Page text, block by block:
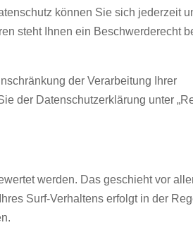
können Sie sich jederzeit
steht Ihnen ein Beschwerderecht
der Verarbeitung Ihrer
der Datenschutzerklärung unter
werden. Das geschieht vor
Surf-Verhaltens erfolgt in der